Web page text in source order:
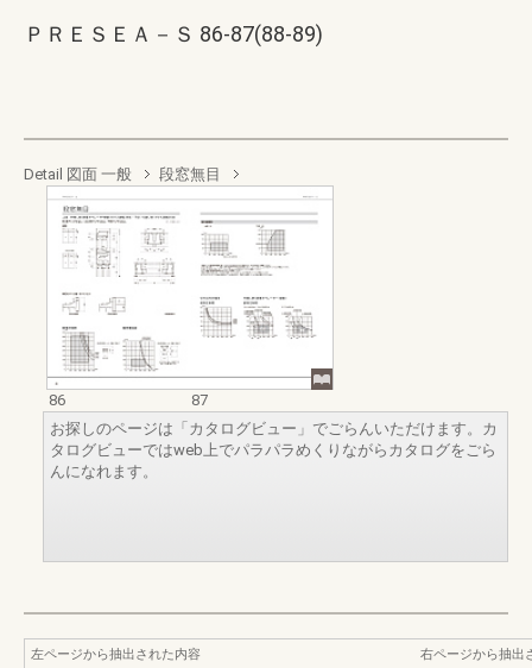
ＰＲＥＳＥＡ－Ｓ 86-87(88-89)
Detail 図面 一般 段窓無目
86
87
お探しのページは「カタログビュー」でごらんいただけます。カ
タログビューではweb上でパラパラめくりながらカタログをごら
んになれます。
左ページから抽出された内容
右ページから抽出